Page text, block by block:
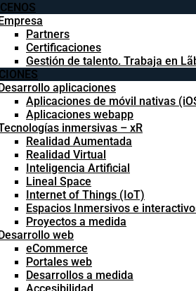
Empresa
Partners
Certificaciones
Gestión de talento. Trabaja en
Desarrollo aplicaciones
Aplicaciones de móvil nativas
Aplicaciones webapp
inmersivas – xR
Realidad Aumentada
Realidad Virtual
Inteligencia Artificial
Lineal Space
Internet of Things (IoT)
Espacios Inmersivos e
Proyectos a medida
Desarrollo web
eCommerce
Portales web
Desarrollos a medida